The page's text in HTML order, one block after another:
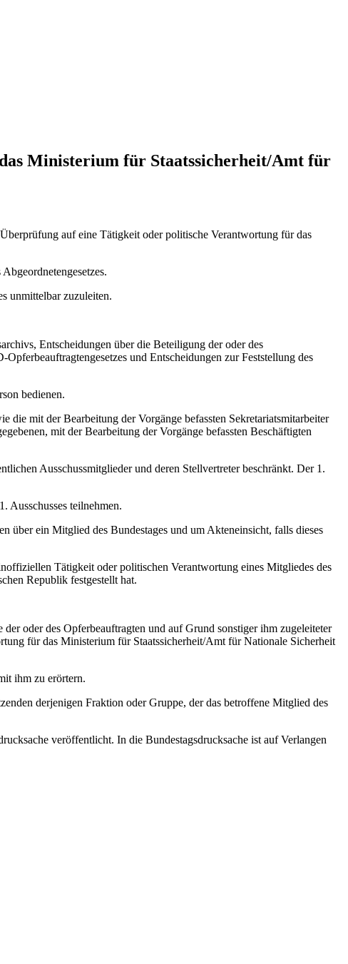
Ministerium für Staatssicherheit/Amt für
auf eine Tätigkeit oder politische Verantwortung für das
unmittelbar zuzuleiten.
Entscheidungen über die Beteiligung der oder des
und Entscheidungen zur Feststellung des
bedienen.
mit der Bearbeitung der Vorgänge befassten Sekretariatsmitarbeiter
mit der Bearbeitung der Vorgänge befassten Beschäftigten
Ausschussmitglieder und deren Stellvertreter beschränkt. Der 1.
Ausschusses teilnehmen.
über ein Mitglied des Bundestages und um Akteneinsicht, falls dieses
Tätigkeit oder politischen Verantwortung eines Mitgliedes des
Republik festgestellt hat.
oder des Opferbeauftragten und auf Grund sonstiger ihm zugeleiteter
für das Ministerium für Staatssicherheit/Amt für Nationale Sicherheit
ihm zu erörtern.
derjenigen Fraktion oder Gruppe, der das betroffene Mitglied des
veröffentlicht. In die Bundestagsdrucksache ist auf Verlangen